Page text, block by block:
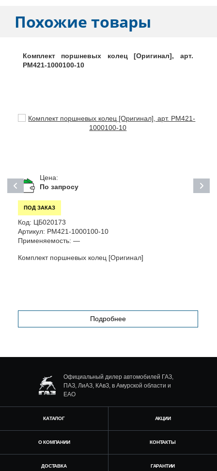
Похожие товары
Комплект поршневых колец [Оригинал], арт.
РМ421-1000100-10
Цена:
По запросу
ПОД ЗАКАЗ
Код: ЦБ020173
Артикул: РМ421-1000100-10
Применяемость: —
Комплект поршневых колец [Оригинал]
Подробнее
Официальный дилер автомобилей ГАЗ,
ПАЗ, ЛиАЗ, КАвЗ, в Амурской области и
ЕАО
КАТАЛОГ АКЦИИ
О КОМПАНИИ КОНТАКТЫ
ДОСТАВКА ГАРАНТИИ